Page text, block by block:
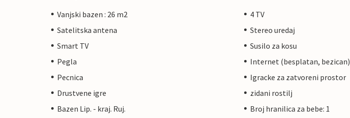
Vanjski bazen : 26 m2
4 TV
Satelitska antena
Stereo uredaj
Smart TV
Susilo za kosu
Pegla
Internet (besplatan, bezican)
Pecnica
Igracke za zatvoreni prostor
Drustvene igre
zidani rostilj
Bazen Lip. - kraj. Ruj.
Broj hranilica za bebe: 1